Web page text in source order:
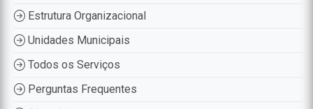
Estrutura Organizacional
Unidades Municipais
Todos os Serviços
Perguntas Frequentes